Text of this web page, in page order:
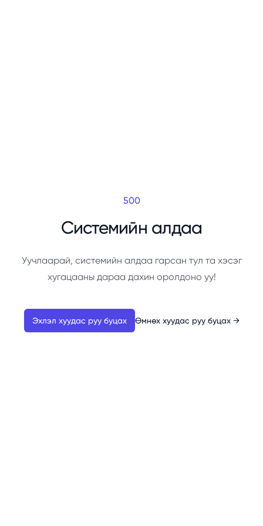
500
Системийн алдаа
Уучлаарай, системийн алдаа гарсан тул та хэсэг
хугацааны дараа дахин оролдоно уу!
Эхлэл хуудас руу буцах Өмнөх хуудас руу буцах →